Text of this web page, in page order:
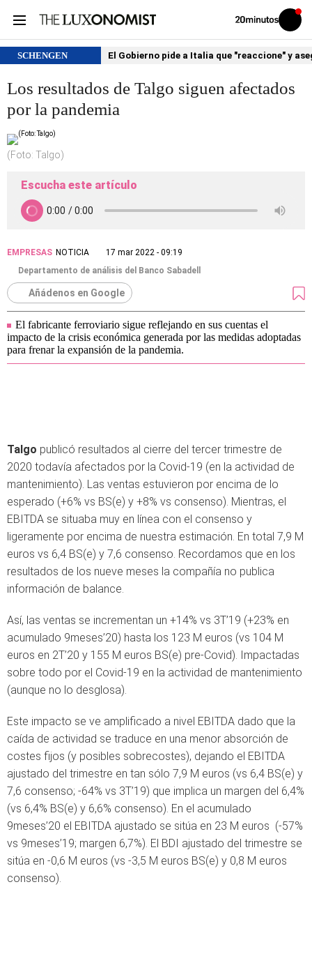
Volver
Iniciar
sesión
SCHENGEN El Gobierno pide a Italia que "reaccione" y
Los resultados de Talgo siguen afectados
por la pandemia
(Foto: Talgo)
Escucha este artículo
EMPRESAS NOTICIA
17 mar 2022 - 09:19
Departamento de análisis del Banco Sabadell
Añádenos en Google
El fabricante ferroviario sigue reflejando en sus cuentas el
impacto de la crisis económica generada por las medidas adoptadas
para frenar la expansión de la pandemia.
Talgo publicó resultados al cierre del tercer trimestre de
2020 todavía afectados por la Covid-19 (en la actividad de
mantenimiento). Las ventas estuvieron por encima de lo
esperado (+6% vs BS(e) y +8% vs consenso). Mientras, el
EBITDA se situaba muy en línea con el consenso y
ligeramente por encima de nuestra estimación. En total 7,9 M
euros vs 6,4 BS(e) y 7,6 consenso. Recordamos que en los
resultados de los nueve meses la compañía no publica
información de balance.
Así, las ventas se incrementan un +14% vs 3T’19 (+23% en
acumulado 9meses’20) hasta los 123 M euros (vs 104 M
euros en 2T’20 y 155 M euros BS(e) pre-Covid). Impactadas
sobre todo por el Covid-19 en la actividad de mantenimiento
(aunque no lo desglosa).
Este impacto se ve amplificado a nivel EBITDA dado que la
caída de actividad se traduce en una menor absorción de
costes fijos (y posibles sobrecostes), dejando el EBITDA
ajustado del trimestre en tan sólo 7,9 M euros (vs 6,4 BS(e) y
7,6 consenso; -64% vs 3T’19) que implica un margen del 6,4%
(vs 6,4% BS(e) y 6,6% consenso). En el acumulado
9meses’20 el EBITDA ajustado se sitúa en 23 M euros (-57%
vs 9meses’19; margen 6,7%). El BDI ajustado del trimestre se
sitúa en -0,6 M euros (vs -3,5 M euros BS(e) y 0,8 M euros
consenso).